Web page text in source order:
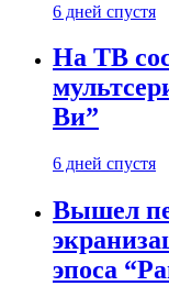
6 дней спустя
На ТВ
Ви”
6 дней спустя
Вышел
эпоса